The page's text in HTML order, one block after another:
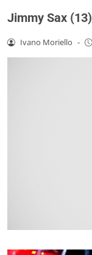
Jimmy Sax (13)
Ivano Moriello -